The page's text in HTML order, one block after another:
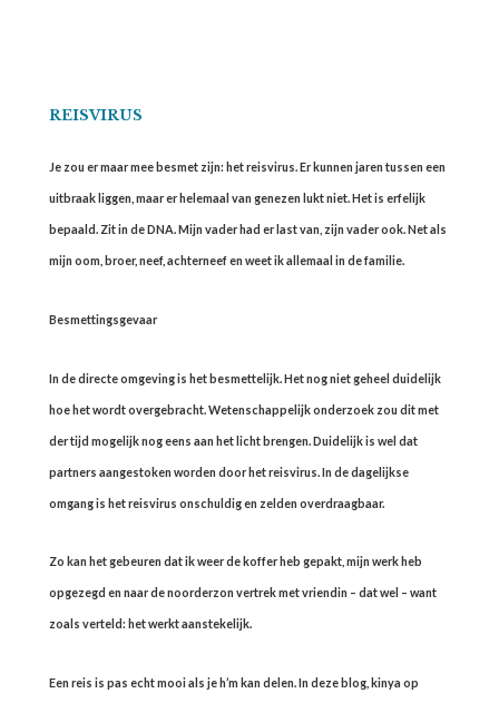
REISVIRUS
Je zou er maar mee besmet zijn: het reisvirus. Er kunnen jaren tussen een
uitbraak liggen, maar er helemaal van genezen lukt niet. Het is erfelijk
bepaald. Zit in de DNA. Mijn vader had er last van, zijn vader ook. Net als
mijn oom, broer, neef, achterneef en weet ik allemaal in de familie.
Besmettingsgevaar
In de directe omgeving is het besmettelijk. Het nog niet geheel duidelijk
hoe het wordt overgebracht. Wetenschappelijk onderzoek zou dit met
der tijd mogelijk nog eens aan het licht brengen. Duidelijk is wel dat
partners aangestoken worden door het reisvirus. In de dagelijkse
omgang is het reisvirus onschuldig en zelden overdraagbaar.
Zo kan het gebeuren dat ik weer de koffer heb gepakt, mijn werk heb
opgezegd en naar de noorderzon vertrek met vriendin – dat wel – want
zoals verteld: het werkt aanstekelijk.
Een reis is pas echt mooi als je h’m kan delen. In deze blog, kinya op